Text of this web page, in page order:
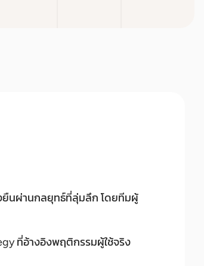
งยืนผ่านกลยุทธ์ที่ลุ่มลึก โดยทีมผู้
ที่อ้างอิงพฤติกรรมผู้ใช้จริง